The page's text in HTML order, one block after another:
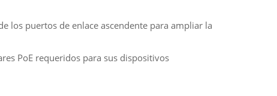
los puertos de enlace ascendente para ampliar la
PoE requeridos para sus dispositivos